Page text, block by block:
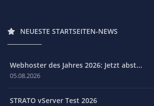
NEUESTE STARTSEITEN-NEWS
Webhoster des Jahres 2026: Jetzt abst...
05.08.2026
STRATO vServer Test 2026